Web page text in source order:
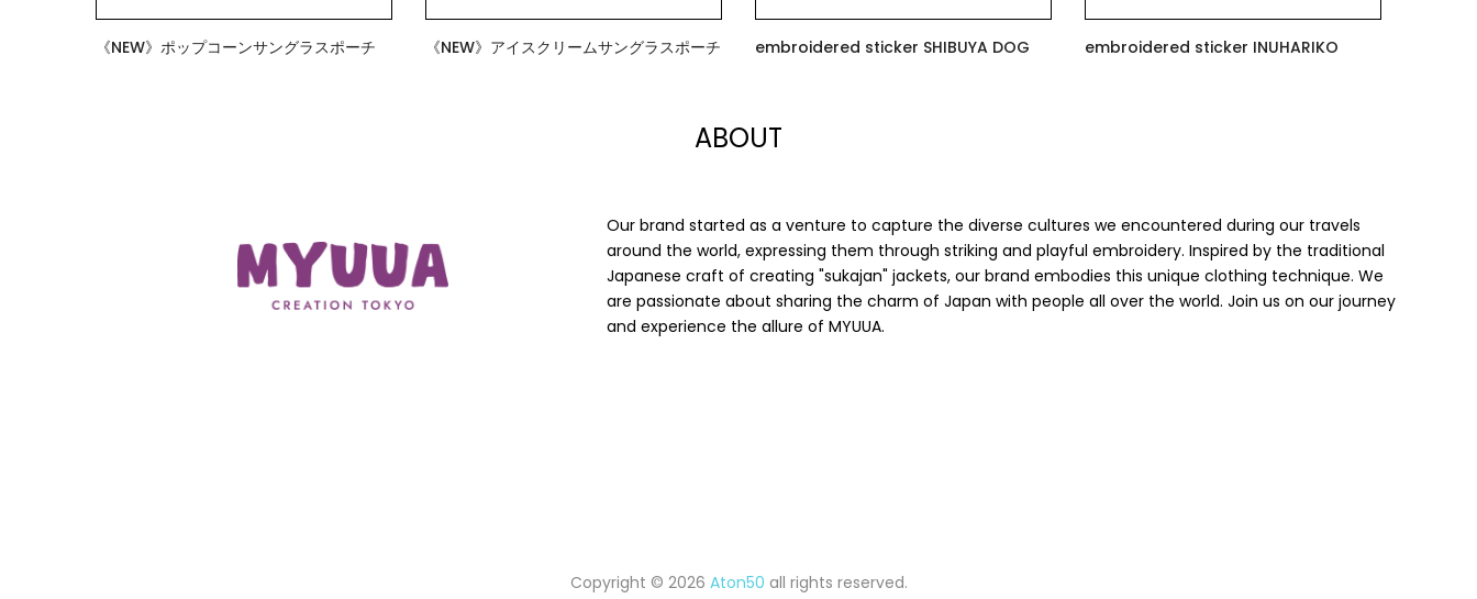
《NEW》ポップコーンサングラスポーチ
《NEW》アイスクリームサングラスポーチ
embroidered sticker SHIBUYA DOG
embroidered sticker INUHARIKO
ABOUT
Our brand started as a venture to capture the diverse cultures we encountered during our travels
around the world, expressing them through striking and playful embroidery. Inspired by the traditional
Japanese craft of creating "sukajan" jackets, our brand embodies this unique clothing technique. We
are passionate about sharing the charm of Japan with people all over the world. Join us on our journey
and experience the allure of MYUUA.
Copyright © 2026 Aton50 all rights reserved.